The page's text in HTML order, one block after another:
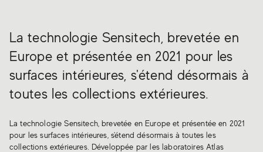
La technologie Sensitech, brevetée en
Europe et présentée en 2021 pour les
surfaces intérieures, s'étend désormais à
toutes les collections extérieures.
La technologie Sensitech, brevetée en Europe et présentée en 2021
pour les surfaces intérieures, s'étend désormais à toutes les
collections extérieures. Développée par les laboratoires Atlas